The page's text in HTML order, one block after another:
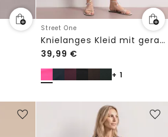
Street One
Knielanges Kleid mit gerafften Trägern
39,99 €
+ 1